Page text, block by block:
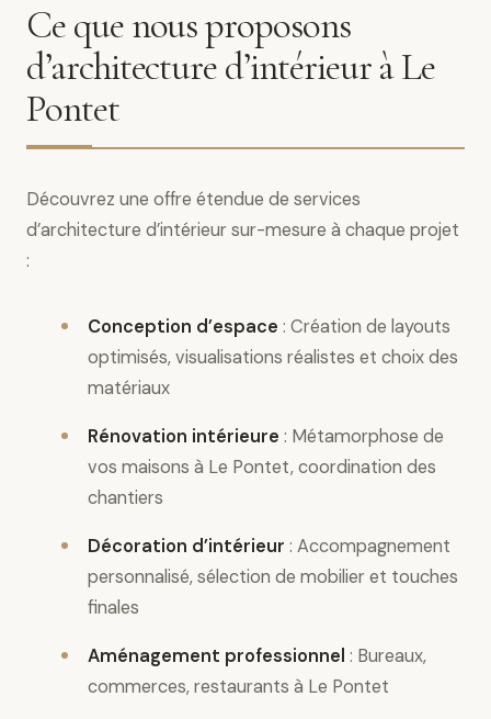
Ce que nous proposons
d’architecture d’intérieur à Le
Pontet
Découvrez une offre étendue de services
d’architecture d’intérieur sur-mesure à chaque projet
:
Conception d’espace : Création de layouts
optimisés, visualisations réalistes et choix des
matériaux
Rénovation intérieure : Métamorphose de
vos maisons à Le Pontet, coordination des
chantiers
Décoration d’intérieur : Accompagnement
personnalisé, sélection de mobilier et touches
finales
Aménagement professionnel : Bureaux,
commerces, restaurants à Le Pontet